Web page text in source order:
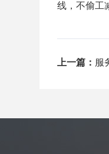
线，不偷工
上一篇： 服